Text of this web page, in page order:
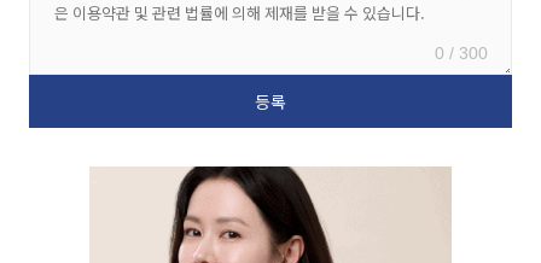
0 / 300